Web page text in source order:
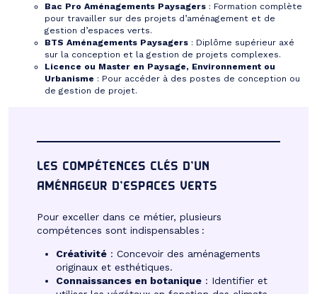
Bac Pro Aménagements Paysagers : Formation complète
pour travailler sur des projets d’aménagement et de
gestion d’espaces verts.
BTS Aménagements Paysagers : Diplôme supérieur axé
sur la conception et la gestion de projets complexes.
Licence ou Master en Paysage, Environnement ou
Urbanisme : Pour accéder à des postes de conception ou
de gestion de projet.
LES COMPÉTENCES CLÉS D’UN
AMÉNAGEUR D’ESPACES VERTS
Pour exceller dans ce métier, plusieurs
compétences sont indispensables :
Créativité : Concevoir des aménagements
originaux et esthétiques.
Connaissances en botanique : Identifier et